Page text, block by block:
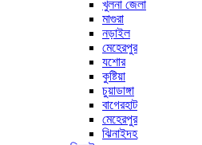
খুলনা জেলা
মাগুরা
নড়াইল
মেহেরপুর
যশোর
কুষ্টিয়া
চুয়াডাঙ্গা
বাগেরহাট
মেহেরপুর
ঝিনাইদহ